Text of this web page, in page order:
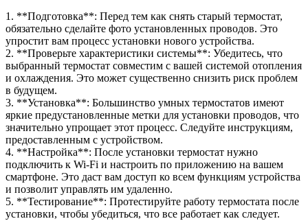
1. **Подготовка**: Перед тем как снять старый термостат,
обязательно сделайте фото установленных проводов. Это
упростит вам процесс установки нового устройства.
2. **Проверьте характеристики системы**: Убедитесь, что
выбранный термостат совместим с вашей системой отопления
и охлаждения. Это может существенно снизить риск проблем
в будущем.
3. **Установка**: Большинство умных термостатов имеют
яркие предустановленные метки для установки проводов, что
значительно упрощает этот процесс. Следуйте инструкциям,
предоставленным с устройством.
4. **Настройка**: После установки термостат нужно
подключить к Wi-Fi и настроить по приложению на вашем
смартфоне. Это даст вам доступ ко всем функциям устройства
и позволит управлять им удаленно.
5. **Тестирование**: Протестируйте работу термостата после
установки, чтобы убедиться, что все работает как следует.